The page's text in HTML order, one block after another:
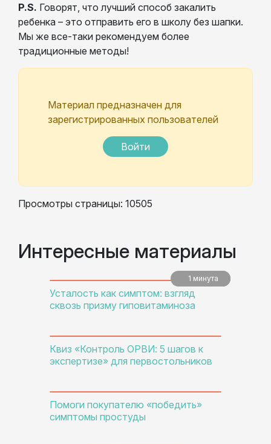
P.S. Говорят, что лучший способ закалить
ребенка – это отправить его в школу без шапки.
Мы же все-таки рекомендуем более
традиционные методы!
Материал предназначен для
зарегистрированных пользователей
Войти
Просмотры страницы: 10505
Интересные материалы
5 минут
Усталость как симптом: взгляд
сквозь призму гиповитаминоза
5 минут
Квиз «Контроль ОРВИ: 5 шагов к
экспертизе» для первостольников
1 минута
Помоги покупателю «победить»
симптомы простуды